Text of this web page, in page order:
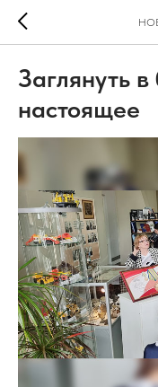
Заглянуть
настоящее